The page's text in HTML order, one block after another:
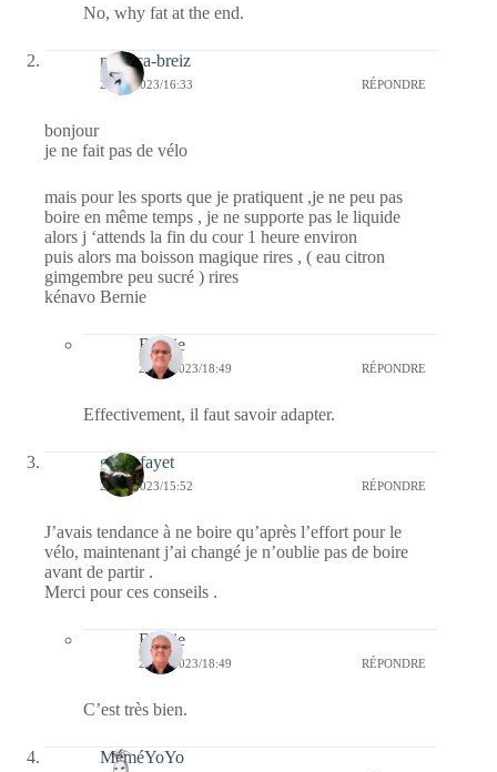
No, why fat at the end.
monica-breiz
28/09/2023/16:33 RÉPONDRE
bonjour
je ne fait pas de vélo
mais pour les sports que je pratiquent ,je ne peu pas
boire en même temps , je ne supporte pas le liquide
alors j ‘attends la fin du cour 1 heure environ
puis alors ma boisson magique rires , ( eau citron
gimgembre peu sucré ) rires
kénavo Bernie
Bernie
28/09/2023/18:49 RÉPONDRE
Effectivement, il faut savoir adapter.
giselefayet
28/09/2023/15:52 RÉPONDRE
J’avais tendance à ne boire qu’après l’effort pour le
vélo, maintenant j’ai changé je n’oublie pas de boire
avant de partir .
Merci pour ces conseils .
Bernie
28/09/2023/18:49 RÉPONDRE
C’est très bien.
MéméYoYo